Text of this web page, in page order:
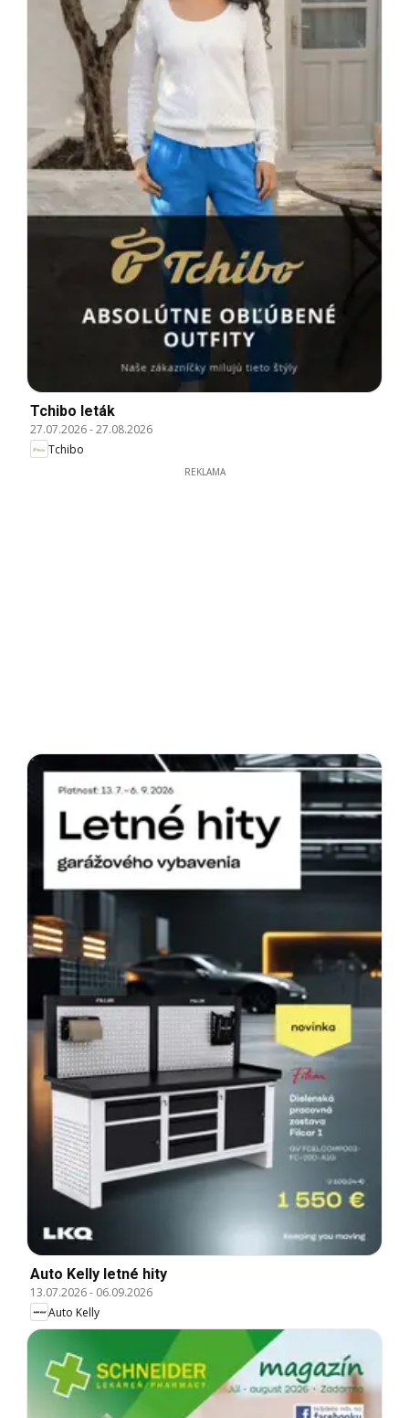
Tchibo leták
27.07.2026-27.08.2026
Tchibo
REKLAMA
Auto Kelly letné hity
13.07.2026- 06.09.2026
Auto Kelly